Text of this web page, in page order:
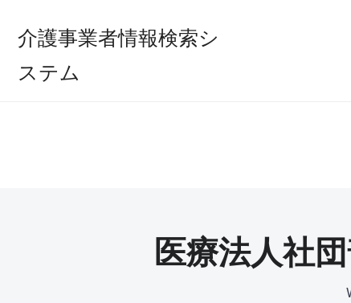
介護事業者情報検索シ
ステム
医療法人社